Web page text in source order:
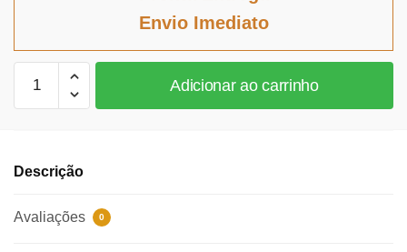
Envio Imediato
constitucional
quantidade
Adicionar ao carrinho
Descrição
Avaliações 0